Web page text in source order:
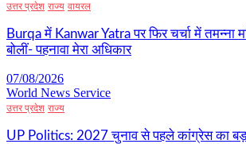
उत्तर प्रदेश राज्य वायरल
Burqa में Kanwar Yatra पर फिर चर्चा में तमन्ना
बोलीं- पहनावा मेरा अधिकार
07/08/2026
World News Service
उत्तर प्रदेश राज्य
UP Politics: 2027 चुनाव से पहले कांग्रेस का